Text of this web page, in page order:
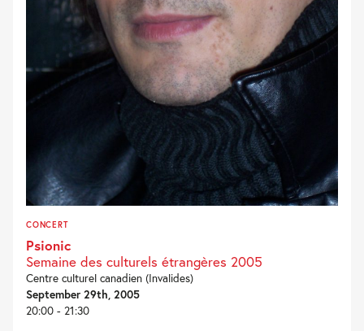
CONCERT
Psionic
Semaine des culturels étrangères 2005
Centre culturel canadien (Invalides)
September 29th, 2005
20:00 - 21:30